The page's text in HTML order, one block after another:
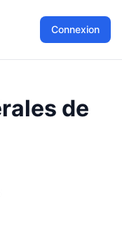
Connexion
de